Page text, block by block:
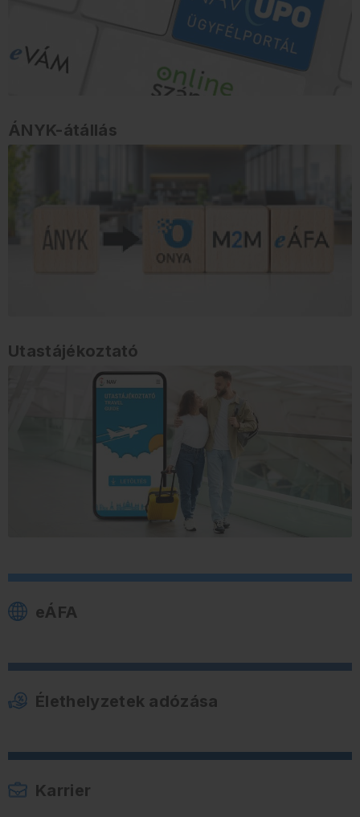
ÁNYK-átállás
Utastájékoztató
eÁFA
Élethelyzetek adózása
Karrier